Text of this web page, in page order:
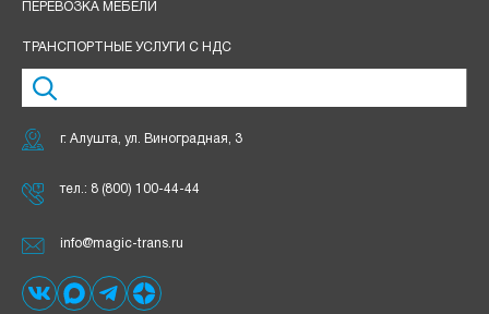
ПЕРЕВОЗКА МЕБЕЛИ
ТРАНСПОРТНЫЕ УСЛУГИ С НДС
г. Алушта, ул. Виноградная, 3
тел.: 8 (800) 100-44-44
info@magic-trans.ru